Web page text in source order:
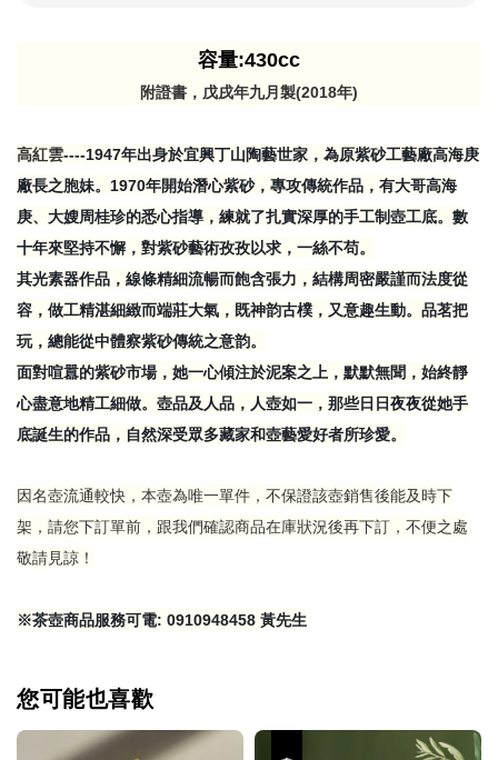
容量:430cc
附證書，戊戌年九月製(2018年)
高紅雲----1947年出身於宜興丁山陶藝世家，為原紫砂工藝廠高海庚
廠長之胞妹。1970年開始潛心紫砂，專攻傳統作品，有大哥高海
庚、大嫂周桂珍的悉心指導，練就了扎實深厚的手工制壺工底。數
十年來堅持不懈，對紫砂藝術孜孜以求，一絲不苟。
其光素器作品，線條精細流暢而飽含張力，結構周密嚴謹而法度從
容，做工精湛細緻而端莊大氣，既神韵古樸，又意趣生動。品茗把
玩，總能從中體察紫砂傳統之意韵。
面對喧囂的紫砂市場，她一心傾注於泥案之上，默默無聞，始終靜
心盡意地精工細做。壺品及人品，人壺如一，那些日日夜夜從她手
底誕生的作品，自然深受眾多藏家和壺藝愛好者所珍愛。
因名壺流通較快，本壺為唯一單件，不保證該壺銷售後能及時下
架，請您下訂單前，跟我們確認商品在庫狀況後再下訂，不便之處
敬請見諒！
※茶壺商品服務可電: 0910948458 黃先生
您可能也喜歡